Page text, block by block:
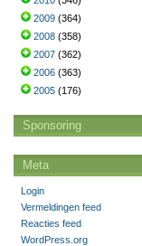
2009 (364)
2008 (358)
2007 (362)
2006 (363)
2005 (176)
Sponsoring
Meta
Login
Vermeldingen feed
Reacties feed
WordPress.org